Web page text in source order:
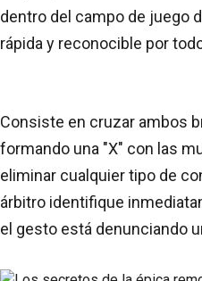
dentro del campo de juego
rápida y reconocible por
Consiste en cruzar ambos
formando una "X" con las
eliminar cualquier tipo de
árbitro identifique
el gesto está denunciando